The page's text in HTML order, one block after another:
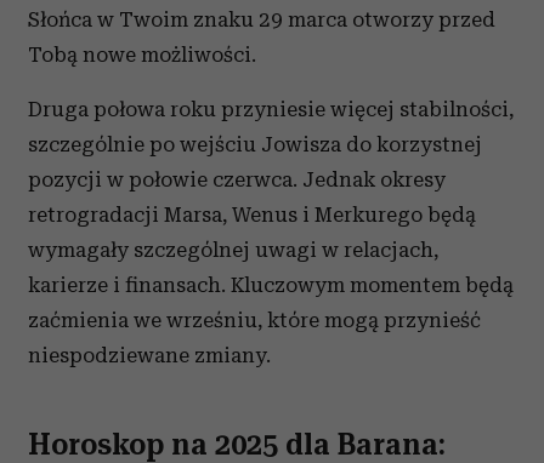
Słońca w Twoim znaku 29 marca otworzy przed
Tobą nowe możliwości.
Druga połowa roku przyniesie więcej stabilności,
szczególnie po wejściu Jowisza do korzystnej
pozycji w połowie czerwca. Jednak okresy
retrogradacji Marsa, Wenus i Merkurego będą
wymagały szczególnej uwagi w relacjach,
karierze i finansach. Kluczowym momentem będą
zaćmienia we wrześniu, które mogą przynieść
niespodziewane zmiany.
Horoskop na 2025 dla Barana: